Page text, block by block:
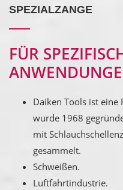
SPEZIALZANGE
FÜR
Daiken Tools ist
wurde 1968
mit
gesammelt.
Schweißen.
Luftfahrtindustrie.